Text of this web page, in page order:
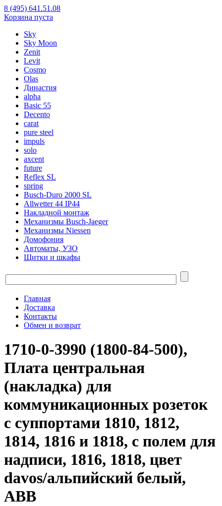
8 (495) 641.51.08
Корзина пуста
Sky
Sky Moon
Zenit
Levit
Cosmo
Olas
Династия
alpha
Basic 55
Decento
carat
pure steel
impuls
solo
axcent
future
Reflex SL
spring
Busch-Duro 2000 SL
Allwetter 44 IP44
Накладной монтаж
Механизмы Busch-Jaeger
Механизмы Niessen
Домофония
Автоматы, УЗО
Щитки и шкафы
Главная
Доставка
Контакты
Обмен и возврат
1710-0-3990 (1800-84-500),
Плата центральная
(накладка) для
коммуникационных розеток
с суппортами 1810, 1812,
1814, 1816 и 1818, с полем для
надписи, 1816, 1818, цвет
davos/альпийский белый,
ABB